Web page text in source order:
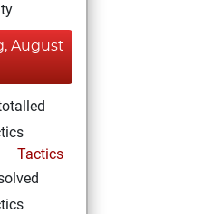
August
Tactics